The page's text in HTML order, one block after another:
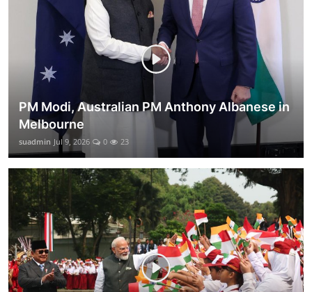
PM Modi, Australian PM Anthony Albanese in
Melbourne
suadmin Jul 9, 2026 0 23